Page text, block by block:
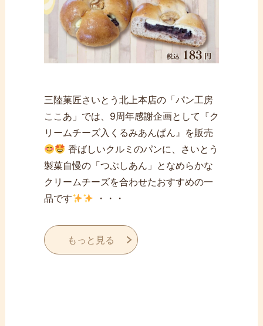
三陸菓匠さいとう北上本店の「パン工房
ここあ」では、9周年感謝企画として『ク
リームチーズ入くるみあんぱん』を販売
香ばしいクルミのパンに、さいとう
製菓自慢の「つぶしあん」となめらかな
クリームチーズを合わせたおすすめの一
品です
・・・
もっと見る